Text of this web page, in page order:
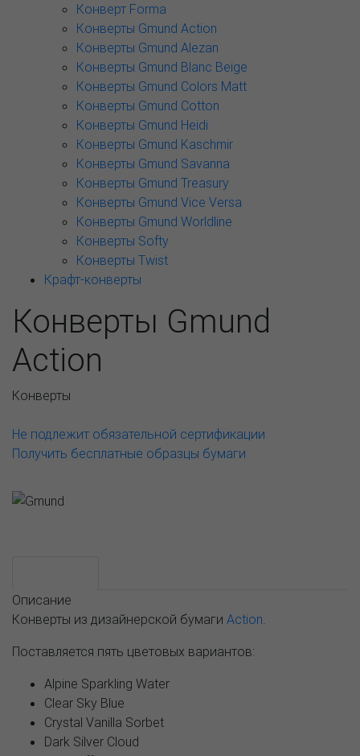
Конверт Forma
Конверты Gmund Action
Конверты Gmund Alezan
Конверты Gmund Blanc Beige
Конверты Gmund Colors Matt
Конверты Gmund Cotton
Конверты Gmund Heidi
Конверты Gmund Kaschmir
Конверты Gmund Savanna
Конверты Gmund Treasury
Конверты Gmund Vice Versa
Конверты Gmund Worldline
Конверты Softy
Конверты Twist
Крафт-конверты
Конверты Gmund
Action
Конверты
Не подлежит обязательной сертификации
Получить бесплатные образцы бумаги
Описание
Конверты из дизайнерской бумаги Action
Поставляется пять цветовых вариантов:
Alpine Sparkling Water
Clear Sky Blue
Crystal Vanilla Sorbet
Dark Silver Cloud